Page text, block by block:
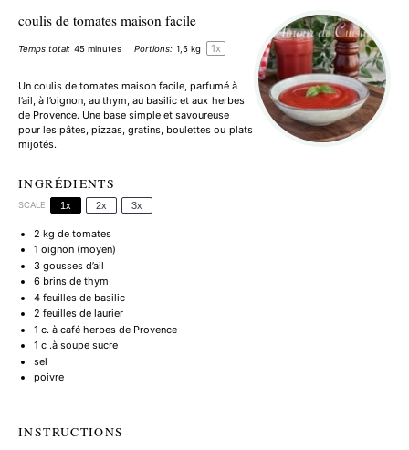
coulis de tomates maison facile
Temps total: 45 minutes Portions: 1,5 kg 1x
Un coulis de tomates maison facile, parfumé à
l’ail, à l’oignon, au thym, au basilic et aux herbes
de Provence. Une base simple et savoureuse
pour les pâtes, pizzas, gratins, boulettes ou plats
mijotés.
INGRÉDIENTS
SCALE 1x 2x 3x
2 kg de tomates
1 oignon (moyen)
3gousses d’ail
6brins de thym
4feuilles de basilic
2 feuilles de laurier
1 c. à café herbes de Provence
1 c .à soupe sucre
sel
poivre
INSTRUCTIONS